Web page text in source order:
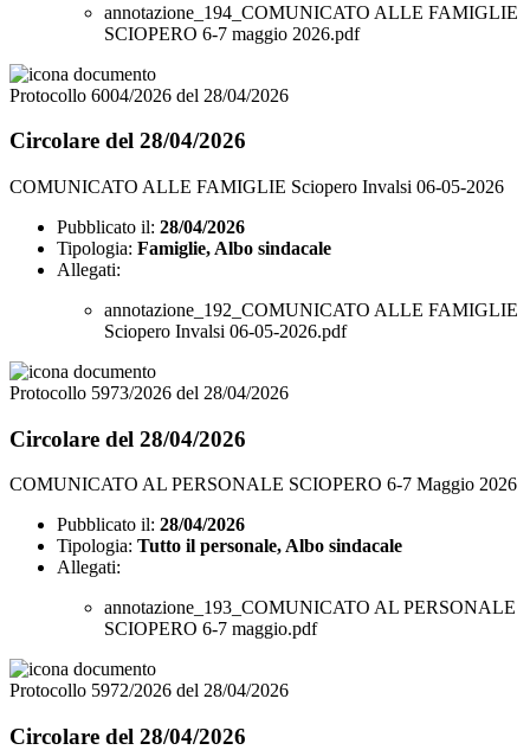
annotazione_194_COMUNICATO ALLE FAMIGLIE
SCIOPERO 6-7 maggio 2026.pdf
Protocollo 6004/2026 del 28/04/2026
Circolare del 28/04/2026
COMUNICATO ALLE FAMIGLIE Sciopero Invalsi 06-05-2026
Pubblicato il: 28/04/2026
Tipologia: Famiglie, Albo sindacale
Allegati:
annotazione_192_COMUNICATO ALLE FAMIGLIE
Sciopero Invalsi 06-05-2026.pdf
Protocollo 5973/2026 del 28/04/2026
Circolare del 28/04/2026
COMUNICATO AL PERSONALE SCIOPERO 6-7 Maggio 2026
Pubblicato il: 28/04/2026
Tipologia: Tutto il personale, Albo sindacale
Allegati:
annotazione_193_COMUNICATO AL PERSONALE
SCIOPERO 6-7 maggio.pdf
Protocollo 5972/2026 del 28/04/2026
Circolare del 28/04/2026